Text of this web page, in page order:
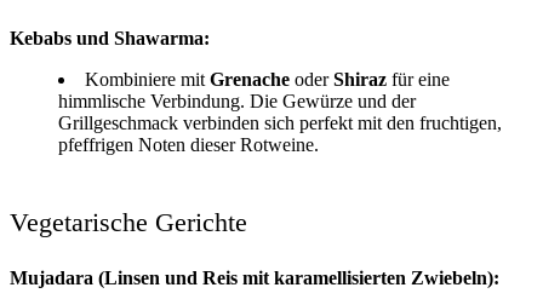
Kebabs und Shawarma:
Kombiniere mit Grenache oderShiraz für eine
himmlische Verbindung. Die Gewürze und der
Grillgeschmack verbinden sich perfekt mit den fruchtigen,
pfeffrigen Noten dieser Rotweine.
Vegetarische Gerichte
Mujadara (Linsen und Reis mit karamellisierten Zwiebeln):